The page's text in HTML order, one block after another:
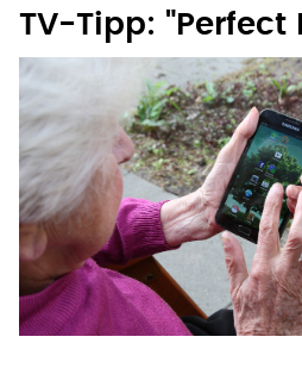
TV-Tipp: "Perfect